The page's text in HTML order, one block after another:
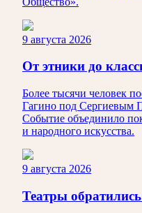
9 августа 2026
От этники до
Более тысячи человек
Гагино под Сергиевым
Событие объединило
и народного искусства.
9 августа 2026
Театры